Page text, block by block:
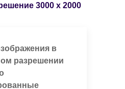
3000 x 2000
в
разрешении